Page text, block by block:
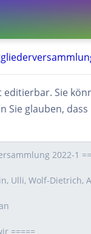
editierbar. Sie
Sie glauben,